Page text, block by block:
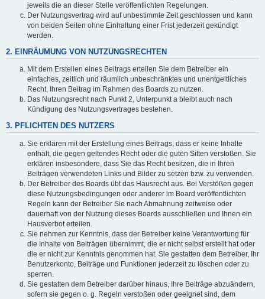
jeweils die an dieser Stelle veröffentlichten Regelungen.
Der Nutzungsvertrag wird auf unbestimmte Zeit geschlossen und kann
von beiden Seiten ohne Einhaltung einer Frist jederzeit gekündigt
werden.
2. EINRÄUMUNG VON NUTZUNGSRECHTEN
Mit dem Erstellen eines Beitrags erteilen Sie dem Betreiber ein
einfaches, zeitlich und räumlich unbeschränktes und unentgeltliches
Recht, Ihren Beitrag im Rahmen des Boards zu nutzen.
Das Nutzungsrecht nach Punkt 2, Unterpunkt a bleibt auch nach
Kündigung des Nutzungsvertrages bestehen.
3. PFLICHTEN DES NUTZERS
Sie erklären mit der Erstellung eines Beitrags, dass er keine Inhalte
enthält, die gegen geltendes Recht oder die guten Sitten verstoßen. Sie
erklären insbesondere, dass Sie das Recht besitzen, die in Ihren
Beiträgen verwendeten Links und Bilder zu setzen bzw. zu verwenden.
Der Betreiber des Boards übt das Hausrecht aus. Bei Verstößen gegen
diese Nutzungsbedingungen oder anderer im Board veröffentlichten
Regeln kann der Betreiber Sie nach Abmahnung zeitweise oder
dauerhaft von der Nutzung dieses Boards ausschließen und Ihnen ein
Hausverbot erteilen.
Sie nehmen zur Kenntnis, dass der Betreiber keine Verantwortung für
die Inhalte von Beiträgen übernimmt, die er nicht selbst erstellt hat oder
die er nicht zur Kenntnis genommen hat. Sie gestatten dem Betreiber, Ihr
Benutzerkonto, Beiträge und Funktionen jederzeit zu löschen oder zu
sperren.
Sie gestatten dem Betreiber darüber hinaus, Ihre Beiträge abzuändern,
sofern sie gegen o. g. Regeln verstoßen oder geeignet sind, dem